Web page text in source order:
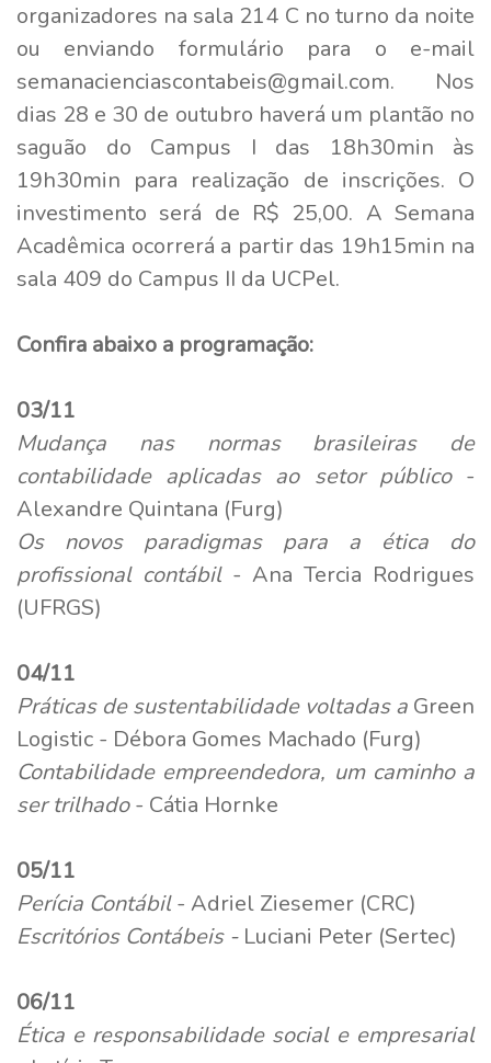
organizadores na sala 214 C no turno da noite
ou enviando formulário para o e-mail
semanacienciascontabeis@gmail.com. Nos
dias 28 e 30 de outubro haverá um plantão no
saguão do Campus I das 18h30min às
19h30min para realização de inscrições. O
investimento será de R$ 25,00. A Semana
Acadêmica ocorrerá a partir das 19h15min na
sala 409 do Campus II da UCPel.
Confira abaixo a programação:
03/11
Mudança nas normas brasileiras de
contabilidade aplicadas ao setor público-
Alexandre Quintana (Furg)
Os novos paradigmas para a ética do
profissional contábil - Ana Tercia Rodrigues
(UFRGS)
04/11
Práticas de sustentabilidade voltadas a Green
Logistic - Débora Gomes Machado (Furg)
Contabilidade empreendedora, um caminho a
ser trilhado- Cátia Hornke
05/11
Perícia Contábil- Adriel Ziesemer (CRC)
Escritórios Contábeis -Luciani Peter (Sertec)
06/11
Ética e responsabilidade social e empresarial